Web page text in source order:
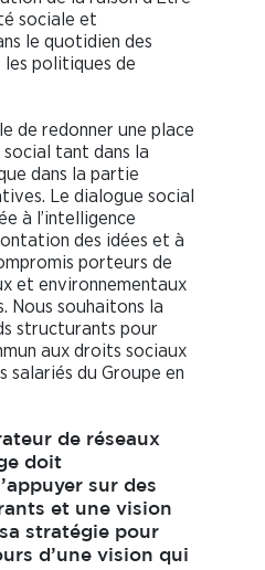
sociale et
le quotidien des
les politiques de
de redonner une place
tant dans la
dans la partie
Le dialogue social
à l’intelligence
des idées et à
porteurs de
et environnementaux
souhaitons la
structurants pour
aux droits sociaux
salariés du Groupe en
de réseaux
doit
sur des
et une vision
stratégie pour
d’une vision qui